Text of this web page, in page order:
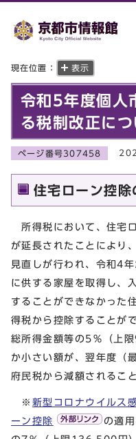
現在位置： 表示
令和5年度個人
る税制改正につ
ページ番号307458
住宅ローン控除
所得税において、住宅
が延長されたことにより
見直しが行われ、令和4
に供する家屋を取得し、
することができなかった
得税から控除することが
総所得金額等の5％（上
か小さい額が、翌年度（
府民税から減額されるこ
※ 新型コロナウイルス
ーン控除
の適